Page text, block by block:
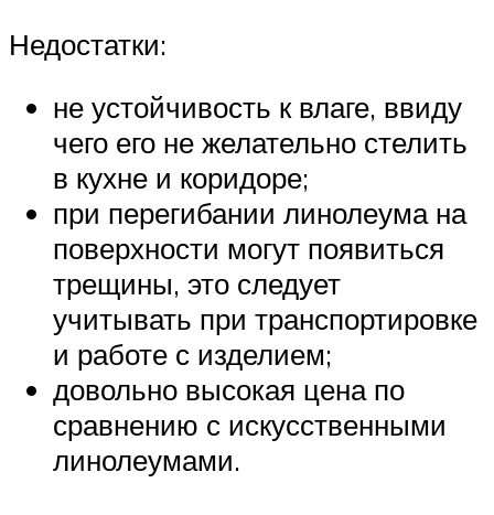
Недостатки:
не устойчивость к влаге, ввиду
чего его не желательно стелить
в кухне и коридоре;
при перегибании линолеума на
поверхности могут появиться
трещины, это следует
учитывать при транспортировке
и работе с изделием;
довольно высокая цена по
сравнению с искусственными
линолеумами.